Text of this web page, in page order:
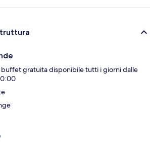
buffet gratuita disponibile tutti i giorni dalle